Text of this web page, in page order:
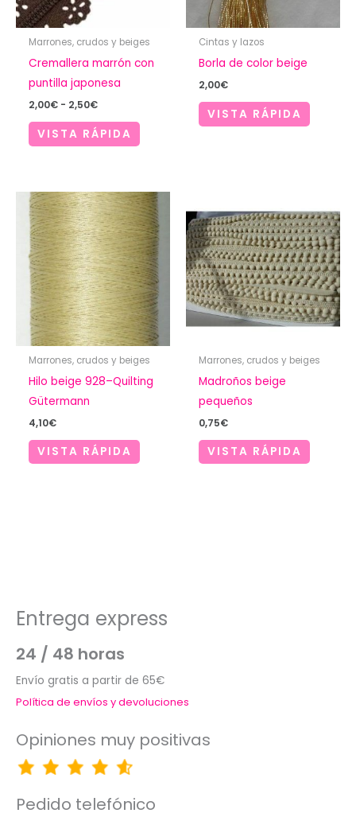
Marrones, crudos y beiges
Cremallera marrón con
puntilla japonesa
2,00€ - 2,50€Rango
precios:
desde
VISTA RÁPIDA
Cintas y lazos
Borla de color beige
2,00€
VISTA RÁPIDA
Marrones, crudos y beiges
Hilo beige 928–Quilting
Gütermann
4,10€
VISTA RÁPIDA
Marrones, crudos y beiges
Madroños beige
pequeños
0,75€
VISTA RÁPIDA
Entrega express
24 / 48 horas
Envío gratis a partir de 65€
Política de envíos y devoluciones
Opiniones muy positivas
Pedido telefónico